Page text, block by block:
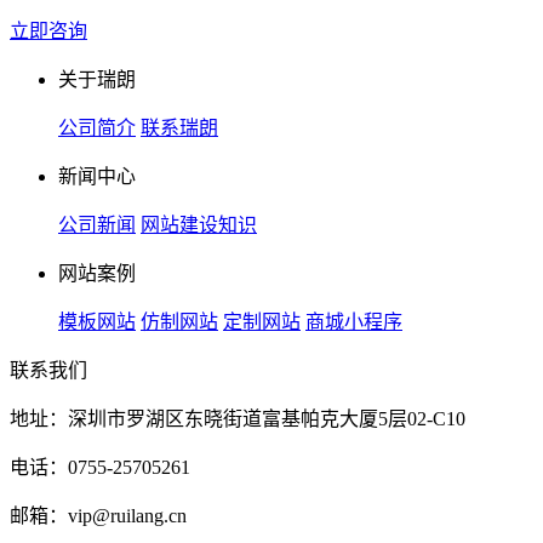
立即咨询
关于瑞朗
公司简介 联系瑞朗
新闻中心
公司新闻 网站建设知识
网站案例
模板网站 仿制网站 定制网站 商城小程序
联系我们
地址：深圳市罗湖区东晓街道富基帕克大厦5层02-C10
电话：0755-25705261
邮箱：vip@ruilang.cn